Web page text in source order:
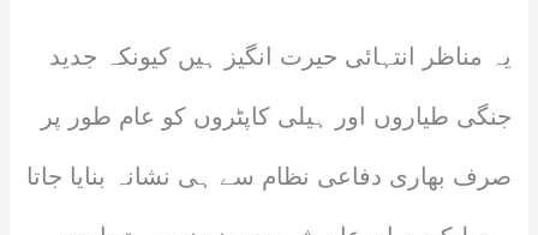
یہ مناظر انتہائی حیرت انگیز ہیں کیونکہ جدید
جنگی طیاروں اور ہیلی کاپٹروں کو عام طور پر
صرف بھاری دفاعی نظام سے ہی نشانہ بنایا جاتا